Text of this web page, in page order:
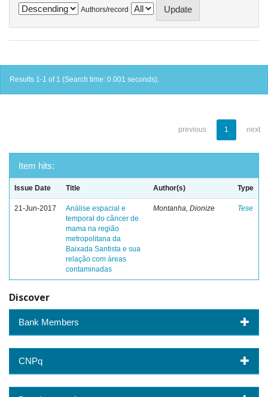
Authors/record
Results 1-1 of 1 (Search time: 0.001 seconds).
previous 1 next
Item hits:
Issue Date Title Author(s) Type
21-Jun-2017
Análise espacial e
temporal do câncer de
mama na região
metropolitana da
Baixada Santista e sua
relação com áreas
contaminadas
Montanha, Dionize Tese
Discover
Bank Members
CNPq